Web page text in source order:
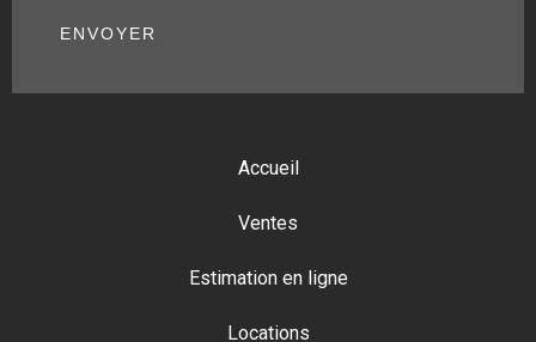
ENVOYER
Accueil
Ventes
Estimation en ligne
Locations